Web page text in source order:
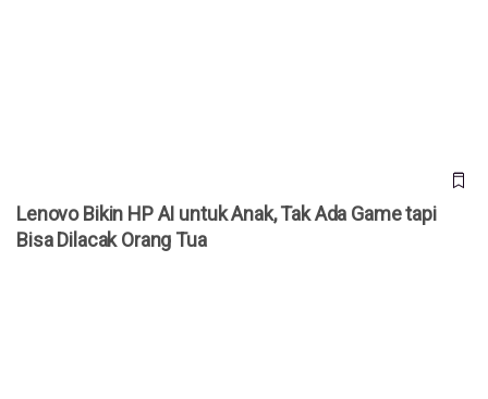
Lenovo Bikin HP AI untuk Anak, Tak Ada Game tapi
Bisa Dilacak Orang Tua